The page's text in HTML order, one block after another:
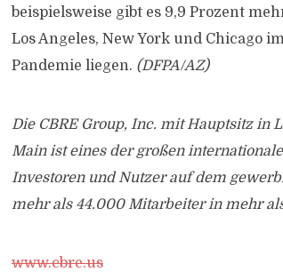
beispielsweise gibt es 9,9 Prozent
Los Angeles, New York und Chicago
Pandemie liegen. (DFPA/AZ)
Die CBRE Group, Inc. mit Hauptsitz in
Main ist eines der großen
Investoren und Nutzer auf dem
mehr als 44.000 Mitarbeiter in mehr
www.cbre.us